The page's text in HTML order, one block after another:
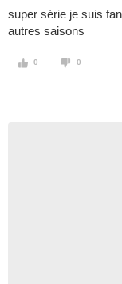
super série je suis
autres saisons
0 0